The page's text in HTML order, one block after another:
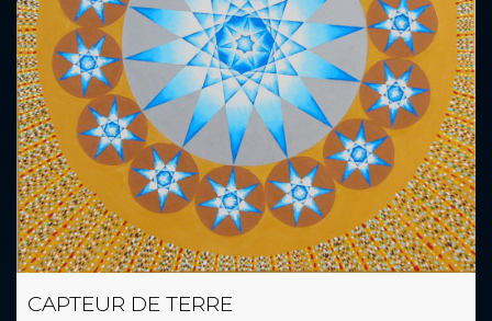
CAPTEUR DE TERRE